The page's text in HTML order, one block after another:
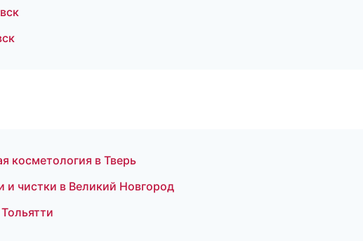
косметология в Тверь
чистки в Великий Новгород